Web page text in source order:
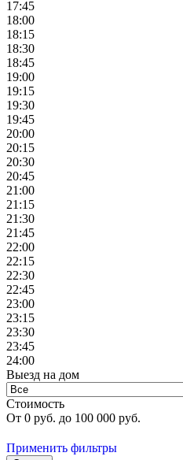
17:45
18:00
18:15
18:30
18:45
19:00
19:15
19:30
19:45
20:00
20:15
20:30
20:45
21:00
21:15
21:30
21:45
22:00
22:15
22:30
22:45
23:00
23:15
23:30
23:45
24:00
Выезд на дом
Стоимость
От 0 руб. до 100 000 руб.
Применить фильтры